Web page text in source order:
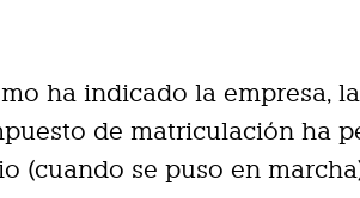
ha indicado la empresa,
de matriculación ha
(cuando se puso en